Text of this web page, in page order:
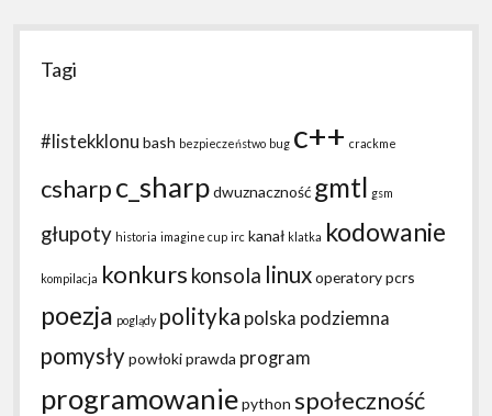
Tagi
#listekklonu bash bezpieczeństwo bug c++ crackme
csharpc_sharpdwuznaczność gmtl gsm
głupoty historia imagine cup irc kanał klatka kodowanie
kompilacja konkurs konsola linuxoperatorypcrs
poezja poglądy polityka polska podziemna
pomysłypowłokiprawda program
programowaniepython społeczność